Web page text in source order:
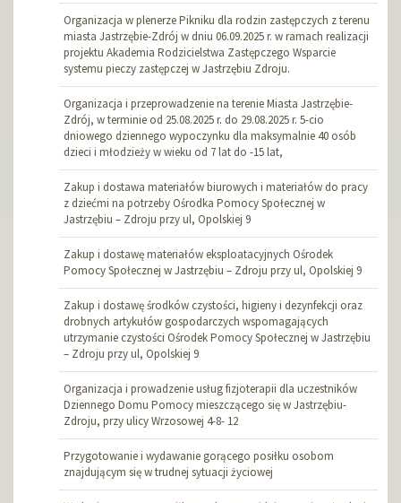
Organizacja w plenerze Pikniku dla rodzin zastępczych z terenu
miasta Jastrzębie-Zdrój w dniu 06.09.2025 r. w ramach realizacji
projektu Akademia Rodzicielstwa Zastępczego Wsparcie
systemu pieczy zastępczej w Jastrzębiu Zdroju.
Organizacja i przeprowadzenie na terenie Miasta Jastrzębie-
Zdrój, w terminie od 25.08.2025 r. do 29.08.2025 r. 5-cio
dniowego dziennego wypoczynku dla maksymalnie 40 osób
dzieci i młodzieży w wieku od 7 lat do -15 lat,
Zakup i dostawa materiałów biurowych i materiałów do pracy
z dziećmi na potrzeby Ośrodka Pomocy Społecznej w
Jastrzębiu – Zdroju przy ul, Opolskiej 9
Zakup i dostawę materiałów eksploatacyjnych Ośrodek
Pomocy Społecznej w Jastrzębiu – Zdroju przy ul, Opolskiej 9
Zakup i dostawę środków czystości, higieny i dezynfekcji oraz
drobnych artykułów gospodarczych wspomagających
utrzymanie czystości Ośrodek Pomocy Społecznej w Jastrzębiu
– Zdroju przy ul, Opolskiej 9
Organizacja i prowadzenie usług fizjoterapii dla uczestników
Dziennego Domu Pomocy mieszczącego się w Jastrzębiu-
Zdroju, przy ulicy Wrzosowej 4-8- 12
Przygotowanie i wydawanie gorącego posiłku osobom
znajdującym się w trudnej sytuacji życiowej